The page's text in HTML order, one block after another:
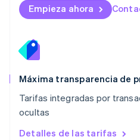
Empieza ahora
Máxima transparencia de
Tarifas integradas por
ocultas
Detalles de las tarifas
English
México
Noruega
English
English
NederlandsEnglish
Polonia
English